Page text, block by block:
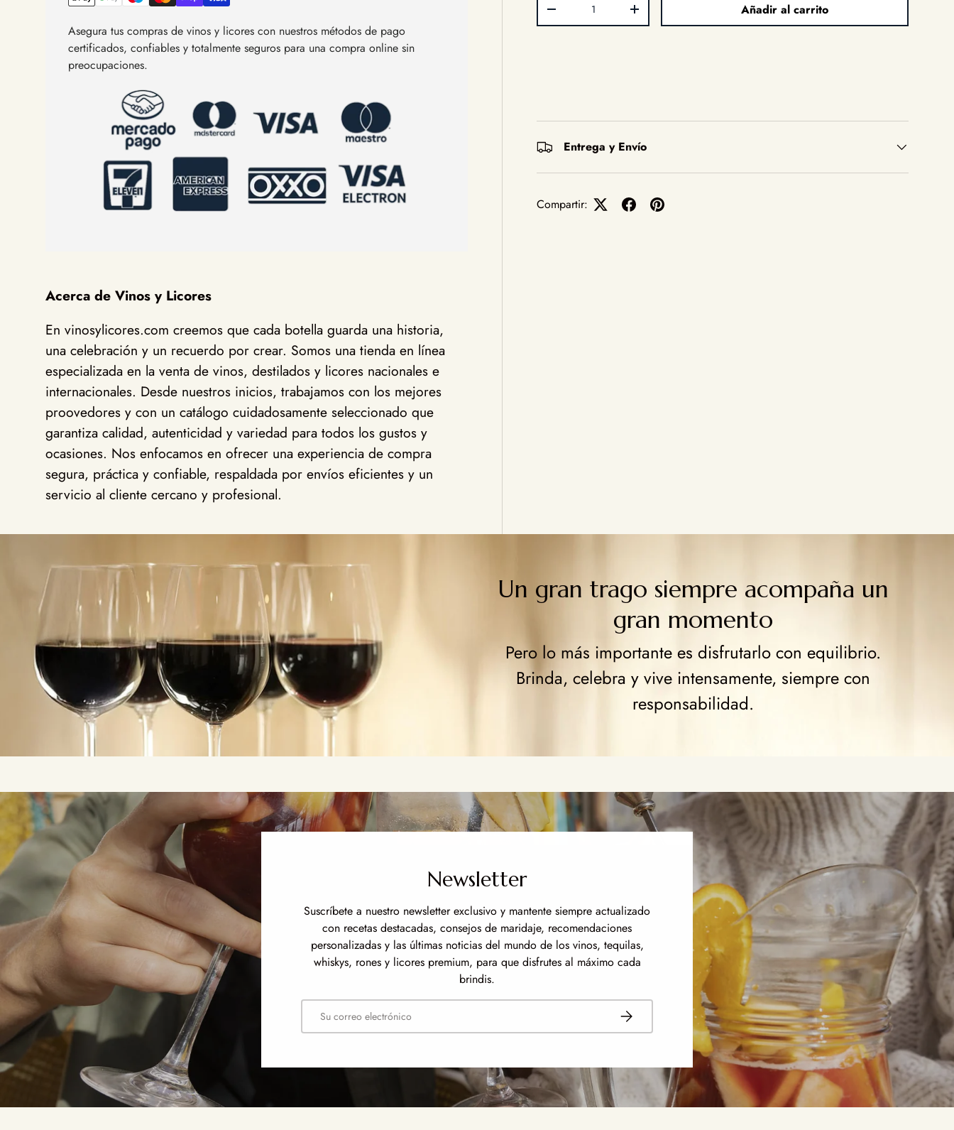
Disminuir cantidadAumentar la cantidad Añadir al carrito
Entrega y Envío
Compartir:
Asegura tus compras de vinos y licores con nuestros métodos de pago
certificados, confiables y totalmente seguros para una compra online sin
preocupaciones.
Acerca de Vinos y Licores
En vinosylicores.com creemos que cada botella guarda una historia,
una celebración y un recuerdo por crear. Somos una tienda en línea
especializada en la venta de vinos, destilados y licores nacionales e
internacionales. Desde nuestros inicios, trabajamos con los mejores
proovedores y con un catálogo cuidadosamente seleccionado que
garantiza calidad, autenticidad y variedad para todos los gustos y
ocasiones. Nos enfocamos en ofrecer una experiencia de compra
segura, práctica y confiable, respaldada por envíos eficientes y un
servicio al cliente cercano y profesional.
Un gran trago siempre acompaña un
gran momento
Pero lo más importante es disfrutarlo con equilibrio.
Brinda, celebra y vive intensamente, siempre con
responsabilidad.
Newsletter
Suscríbete a nuestro newsletter exclusivo y mantente siempre actualizado
con recetas destacadas, consejos de maridaje, recomendaciones
personalizadas y las últimas noticias del mundo de los vinos, tequilas,
whiskys, rones y licores premium, para que disfrutes al máximo cada
brindis.
Correo electrónico Suscribirse